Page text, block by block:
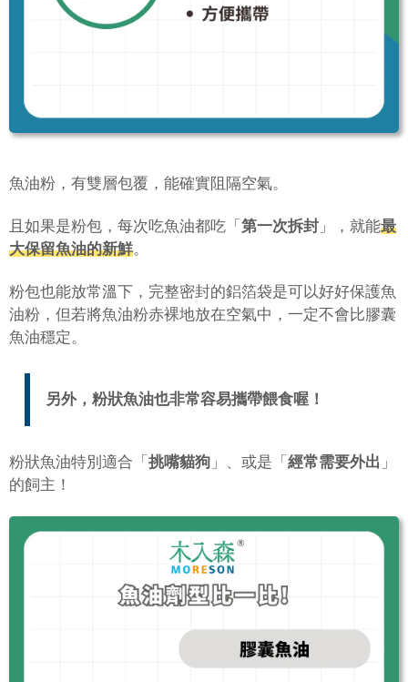
魚油粉，有雙層包覆，能確實阻隔空氣。
且如果是粉包，每次吃魚油都吃「 第一次拆封 」，就能最
大保留魚油的新鮮。
粉包也能放常溫下，完整密封的鋁箔袋是可以好好保護魚
油粉，但若將魚油粉赤裸地放在空氣中，一定不會比膠囊
魚油穩定。
另外，粉狀魚油也非常容易攜帶餵食喔！
粉狀魚油特別適合「 挑嘴貓狗 」、或是「 經常需要外出 」
的飼主！